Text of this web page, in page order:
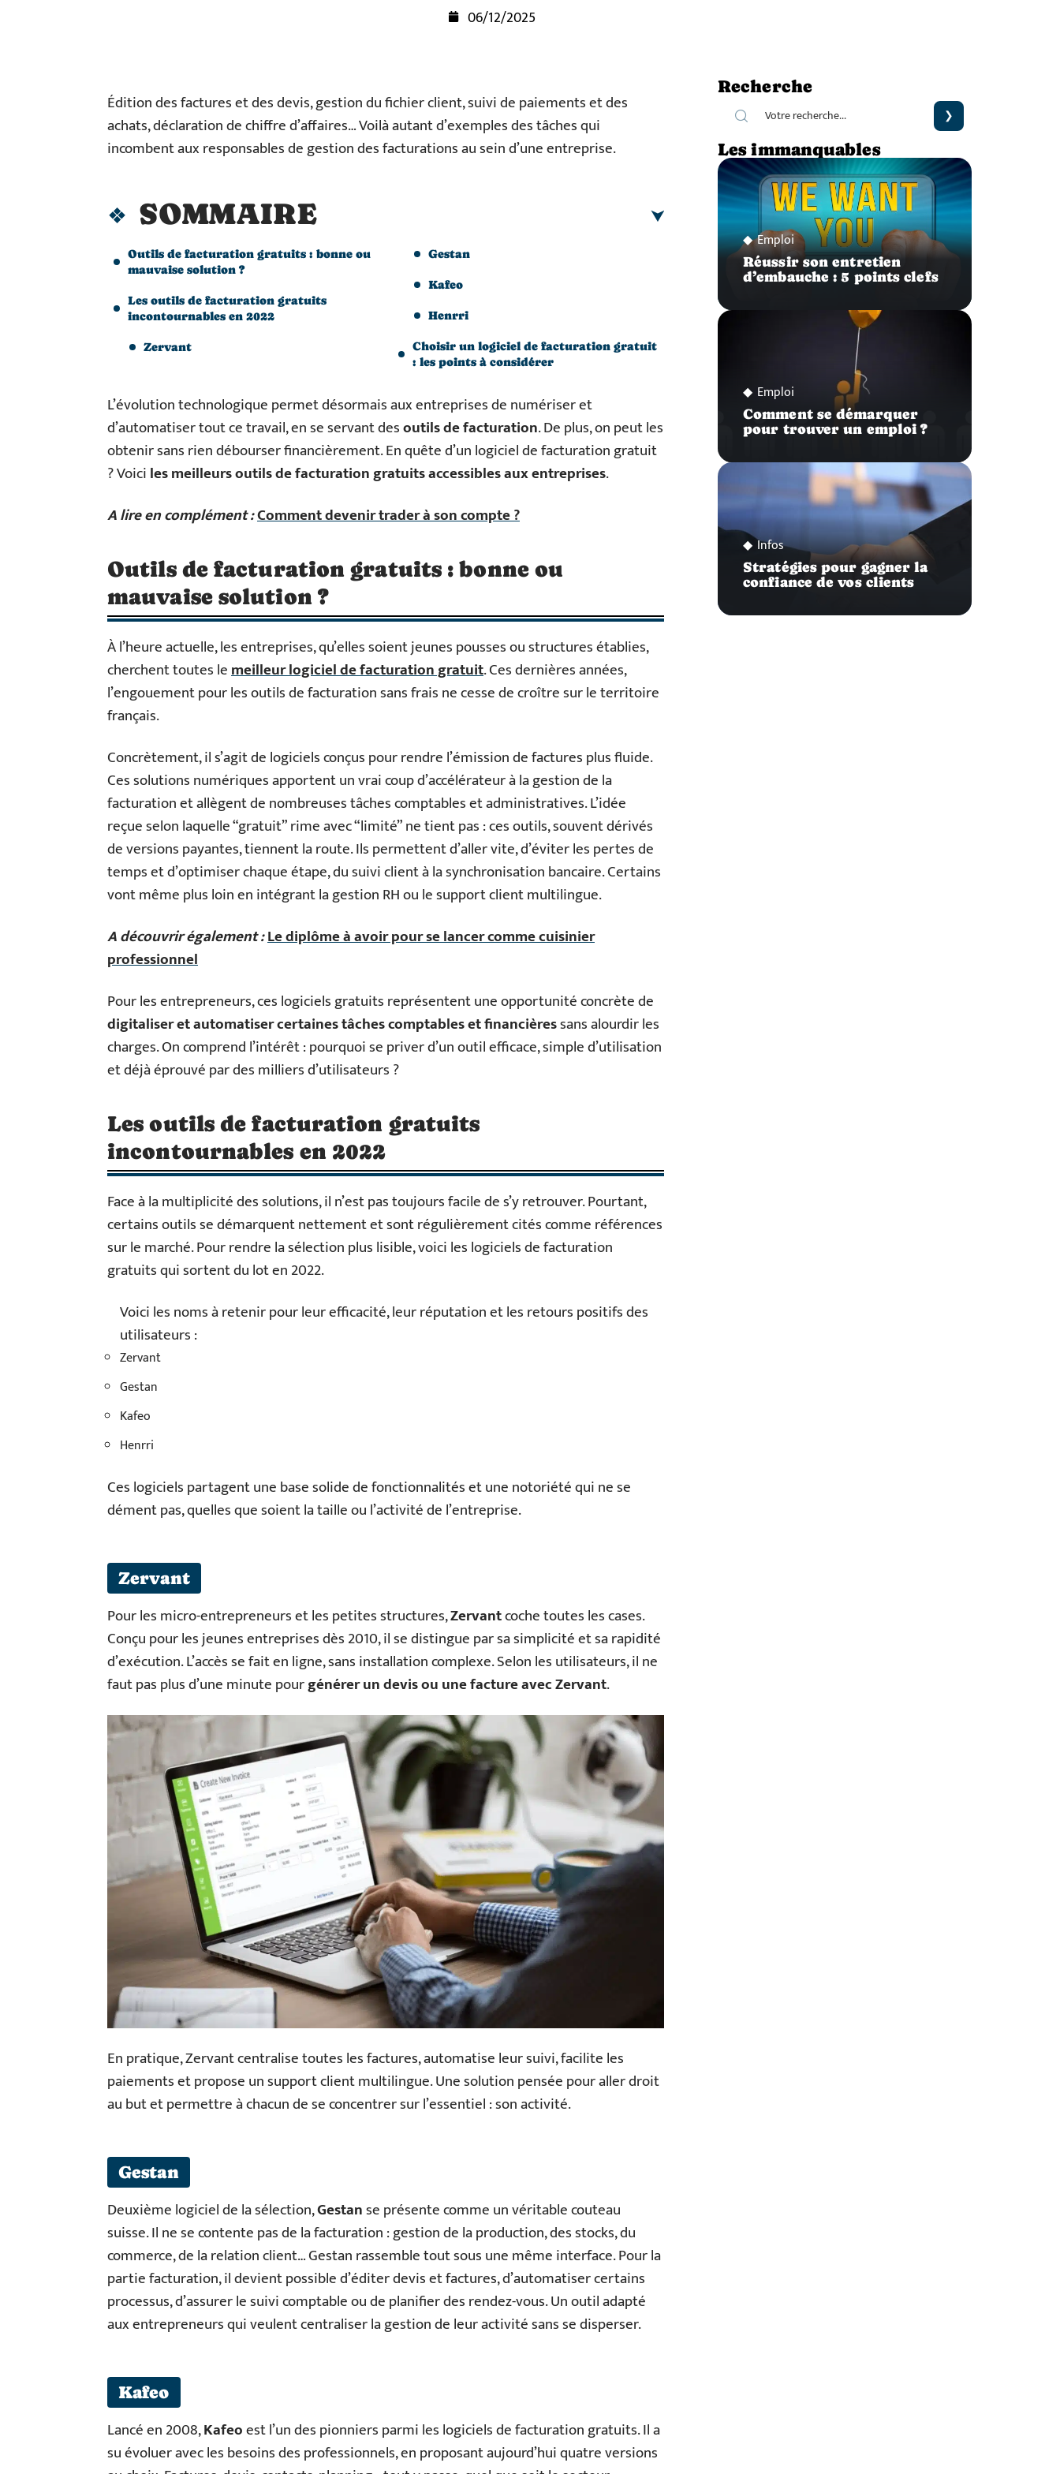
06/12/2025
Édition des factures et des devis, gestion du fichier client, suivi de paiements et des
achats, déclaration de chiffre d’affaires… Voilà autant d’exemples des tâches qui
incombent aux responsables de gestion des facturations au sein d’une entreprise.
SOMMAIRE
Outils de facturation gratuits : bonne ou
mauvaise solution ?
Les outils de facturation gratuits
incontournables en 2022
Zervant
Gestan
Kafeo
Henrri
Choisir un logiciel de facturation gratuit
: les points à considérer
L’évolution technologique permet désormais aux entreprises de numériser et
d’automatiser tout ce travail, en se servant desoutils de facturation. De plus, on peut les
obtenir sans rien débourser financièrement. En quête d’un logiciel de facturation gratuit
? Voiciles meilleurs outils de facturation gratuits accessibles aux entreprises.
A lire en complément :Comment devenir trader à son compte ?
Outils de facturation gratuits : bonne ou
mauvaise solution ?
À l’heure actuelle, les entreprises, qu’elles soient jeunes pousses ou structures établies,
cherchent toutes lemeilleur logiciel de facturation gratuit. Ces dernières années,
l’engouement pour les outils de facturation sans frais ne cesse de croître sur le territoire
français.
Concrètement, il s’agit de logiciels conçus pour rendre l’émission de factures plus fluide.
Ces solutions numériques apportent un vrai coup d’accélérateur à la gestion de la
facturation et allègent de nombreuses tâches comptables et administratives. L’idée
reçue selon laquelle “gratuit” rime avec “limité” ne tient pas : ces outils, souvent dérivés
de versions payantes, tiennent la route. Ils permettent d’aller vite, d’éviter les pertes de
temps et d’optimiser chaque étape, du suivi client à la synchronisation bancaire. Certains
vont même plus loin en intégrant la gestion RH ou le support client multilingue.
A découvrir également :Le diplôme à avoir pour se lancer comme cuisinier
professionnel
Pour les entrepreneurs, ces logiciels gratuits représentent une opportunité concrète de
digitaliser et automatiser certaines tâches comptables et financièressans alourdir les
charges. On comprend l’intérêt : pourquoi se priver d’un outil efficace, simple d’utilisation
et déjà éprouvé par des milliers d’utilisateurs ?
Les outils de facturation gratuits
incontournables en 2022
Face à la multiplicité des solutions, il n’est pas toujours facile de s’y retrouver. Pourtant,
certains outils se démarquent nettement et sont régulièrement cités comme références
sur le marché. Pour rendre la sélection plus lisible, voici les logiciels de facturation
gratuits qui sortent du lot en 2022.
Voici les noms à retenir pour leur efficacité, leur réputation et les retours positifs des
utilisateurs :
Zervant
Gestan
Kafeo
Henrri
Ces logiciels partagent une base solide de fonctionnalités et une notoriété qui ne se
dément pas, quelles que soient la taille ou l’activité de l’entreprise.
Zervant
Pour les micro-entrepreneurs et les petites structures,Zervantcoche toutes les cases.
Conçu pour les jeunes entreprises dès 2010, il se distingue par sa simplicité et sa rapidité
d’exécution. L’accès se fait en ligne, sans installation complexe. Selon les utilisateurs, il ne
faut pas plus d’une minute pourgénérer un devis ou une facture avec Zervant.
En pratique, Zervant centralise toutes les factures, automatise leur suivi, facilite les
paiements et propose un support client multilingue. Une solution pensée pour aller droit
au but et permettre à chacun de se concentrer sur l’essentiel : son activité.
Gestan
Deuxième logiciel de la sélection,Gestanse présente comme un véritable couteau
suisse. Il ne se contente pas de la facturation : gestion de la production, des stocks, du
commerce, de la relation client… Gestan rassemble tout sous une même interface. Pour la
partie facturation, il devient possible d’éditer devis et factures, d’automatiser certains
processus, d’assurer le suivi comptable ou de planifier des rendez-vous. Un outil adapté
aux entrepreneurs qui veulent centraliser la gestion de leur activité sans se disperser.
Kafeo
Lancé en 2008,Kafeoest l’un des pionniers parmi les logiciels de facturation gratuits. Il a
su évoluer avec les besoins des professionnels, en proposant aujourd’hui quatre versions
Recherche
Les immanquables
Emploi
Réussir son entretien
d’embauche : 5 points clefs
Emploi
Comment se démarquer
pour trouver un emploi ?
Infos
Stratégies pour gagner la
confiance de vos clients